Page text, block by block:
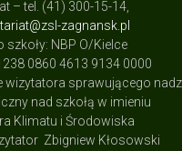
– tel. (41) 300-15-14,
zagnansk.pl
szkoły: NBP O/Kielce
0860 4613 9134 0000
wizytatora sprawującego
nad szkołą w imieniu
Klimatu i Środowiska
Zbigniew Kłosowski